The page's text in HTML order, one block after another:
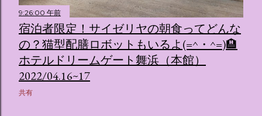
9:26:00 午前
宿泊者限定！サイゼリヤの朝食ってどんな
の？猫型配膳ロボットもいるよ(=^・^=)🏨
ホテルドリームゲート舞浜（本館）
2022/04.16~17
共有